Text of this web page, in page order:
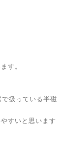
す。
扱っている半磁
すいと思います